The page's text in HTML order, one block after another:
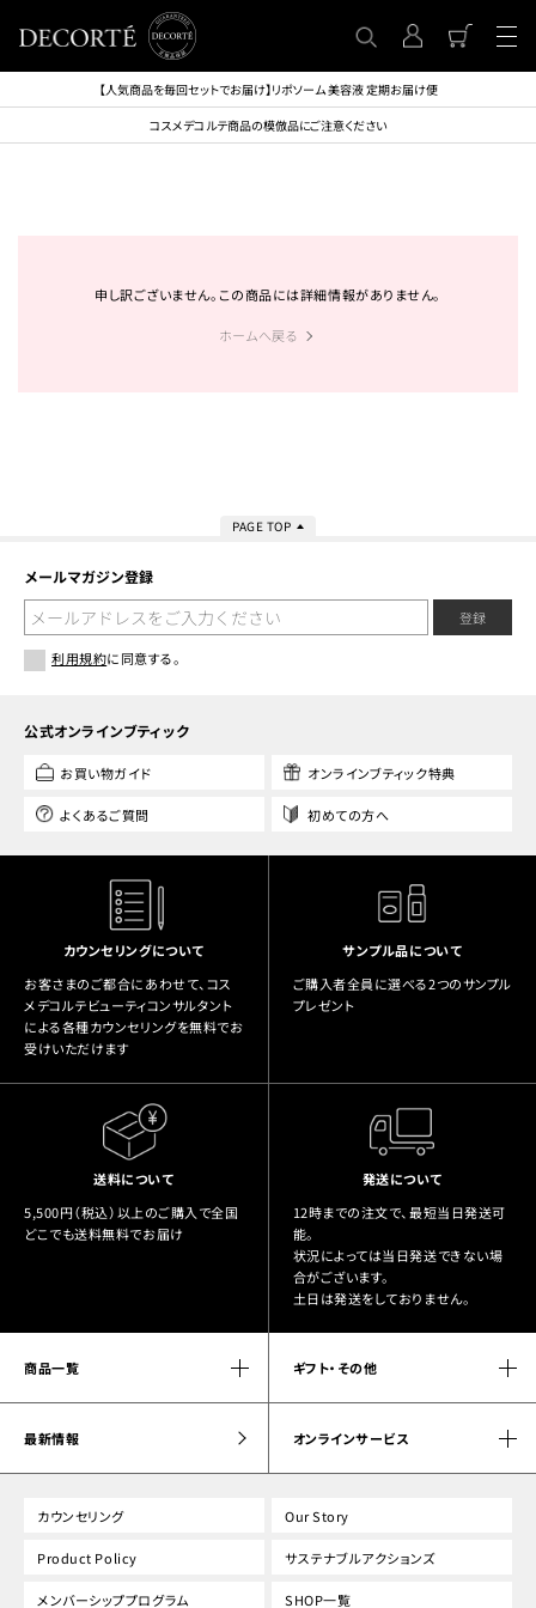
【人気商品を毎回セットでお届け】リポソーム 美容液 定期お届け便
コスメデコルテ商品の模倣品にご注意ください
申し訳ございません。この商品には詳細情報がありません。
ホームへ戻る
PAGE TOP
メールマガジン登録
登録
利用規約に同意する。
公式オンラインブティック
お買い物ガイド オンラインブティック特典
よくあるご質問 初めての方へ
カウンセリングについて
お客さまのご都合にあわせて、コス
メデコルテビューティコンサルタント
による各種カウンセリングを無料でお
受けいただけます
サンプル品について
ご購入者全員に選べる2つのサンプル
プレゼント
送料について
5,500円（税込）以上のご購入で全国
どこでも送料無料でお届け
発送について
12時までの注文で、最短当日発送可
能。
状況によっては当日発送できない場
合がございます。
土日は発送をしておりません。
商品一覧 ギフト・その他
最新情報 オンラインサービス
カウンセリング Our Story
Product Policy サステナブルアクションズ
メンバーシッププログラム SHOP一覧